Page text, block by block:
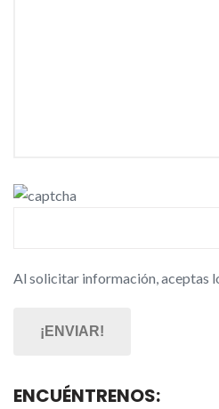
Al solicitar información, aceptas
ENCUÉNTRENOS: